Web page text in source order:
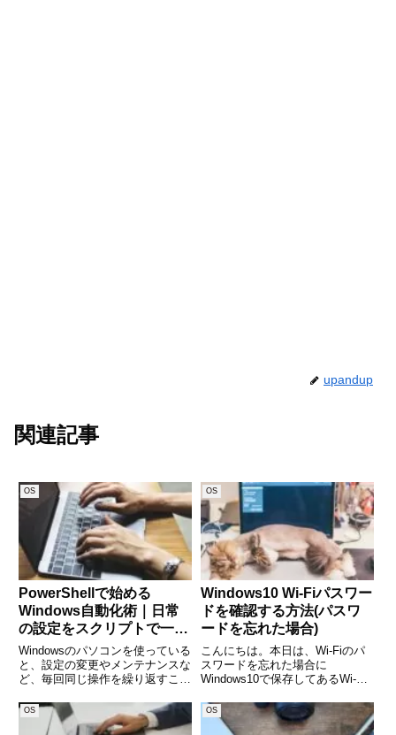
upandup
関連記事
OS
PowerShellで始める
Windows自動化術｜日常
の設定をスクリプトで一括
管理
Windowsのパソコンを使っている
と、設定の変更やメンテナンスな
ど、毎回同じ操作を繰り返すこと
なサービスの停止、特定のアプリ
の起動、環境変数の設定など、手
OS
Windows10 Wi-Fiパスワー
ドを確認する方法(パスワ
ードを忘れた場合)
こんにちは。本日は、Wi-Fiのパ
スワードを忘れた場合に
Windows10で保存してあるWi-Fi
ます。例えば、Windows10での
Wi-Fi接続は保存してあるけどス
OS OS